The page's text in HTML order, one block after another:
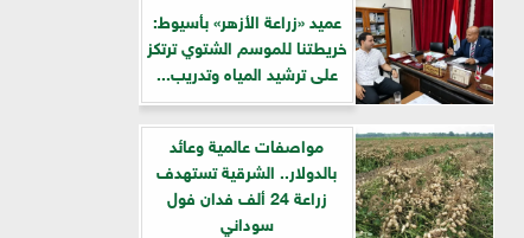
عميد «زراعة الأزهر» بأسيوط:
خريطتنا للموسم الشتوي ترتكز
على ترشيد المياه وتدريب...
مواصفات عالمية وعائد
بالدولار.. الشرقية تستهدف
زراعة 24 ألف فدان فول
سوداني